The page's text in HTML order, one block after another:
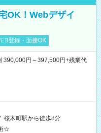
OK！Webデザイ
登録・面接OK
円～397,500円+残業代
桜木町駅から徒歩8分
☆